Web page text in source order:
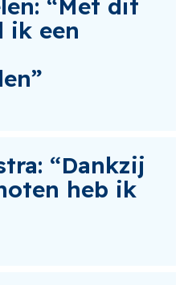
“Met dit
ik een
“Dankzij
heb ik